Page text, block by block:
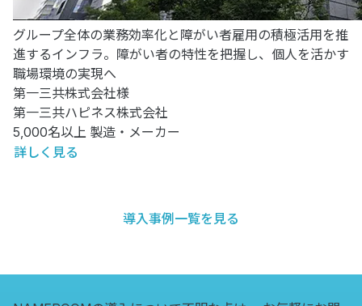
グループ全体の業務効率化と障がい者雇用の積極活用を推
進するインフラ。障がい者の特性を把握し、個人を活かす
職場環境の実現へ
第一三共株式会社様
第一三共ハピネス株式会社
5,000名以上 製造・メーカー
詳しく見る
導入事例一覧を見る